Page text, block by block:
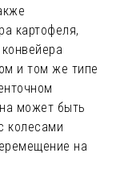
картофеля,
и том же типе
может быть
колесами
на